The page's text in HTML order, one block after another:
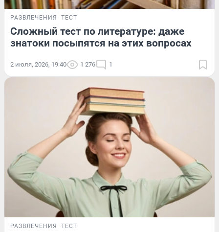
РАЗВЛЕЧЕНИЯ ТЕСТ
Сложный тест по литературе: даже
знатоки посыпятся на этих вопросах
2 июля, 2026, 19:40 1 276 1
РАЗВЛЕЧЕНИЯ ТЕСТ